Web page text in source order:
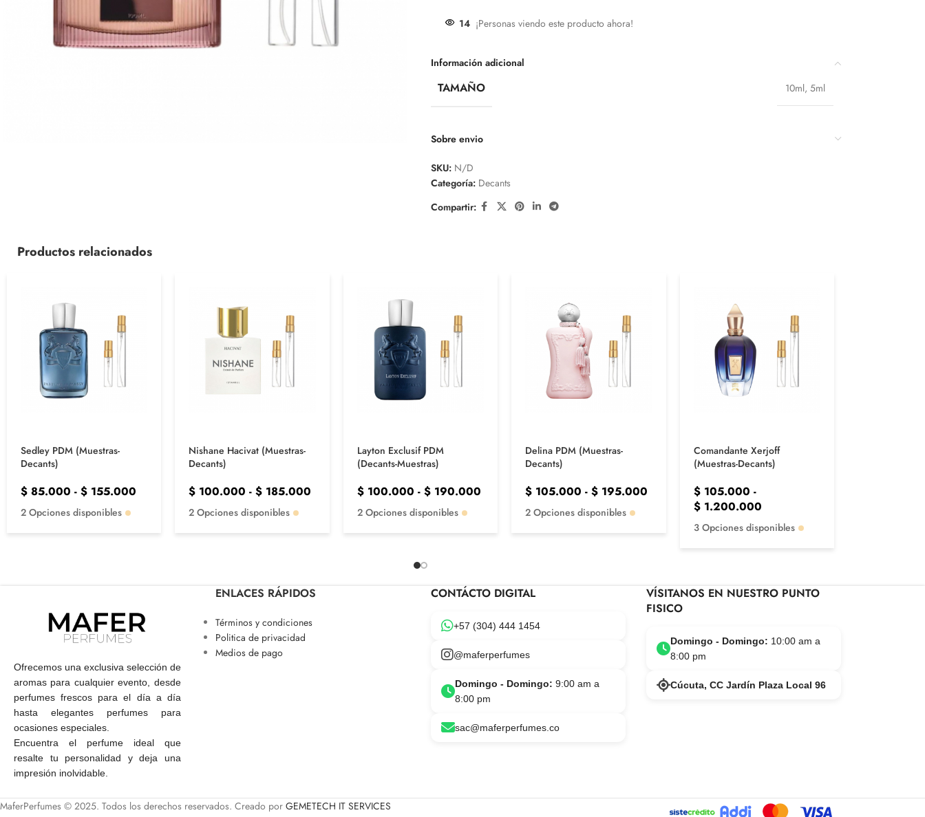
14 ¡Personas viendo este producto ahora!
Información adicional
TAMAÑO 10ml, 5ml
Sobre envio
SKU: N/D
Categoría: Decants
Compartir:
Productos relacionados
Sedley PDM (Muestras-
Decants)
$ 85.000 - $ 155.000
2 Opciones disponibles
Nishane Hacivat (Muestras-
Decants)
$ 100.000 - $ 185.000
2 Opciones disponibles
Layton Exclusif PDM
(Decants-Muestras)
$100.000 - $190.000
2 Opciones disponibles
Delina PDM (Muestras-
Decants)
$ 105.000 - $ 195.000
2 Opciones disponibles
Comandante Xerjoff
(Muestras-Decants)
$105.000 -
$1.200.000
3 Opciones disponibles
Ofrecemos una exclusiva selección de
aromas para cualquier evento, desde
perfumes frescos para el día a día
hasta elegantes perfumes para
ocasiones especiales.
Encuentra el perfume ideal que
resalte tu personalidad y deja una
impresión inolvidable.
ENLACES RÁPIDOS
Términos y condiciones
Politica de privacidad
Medios de pago
CONTÁCTO DIGITAL
+57 (304) 444 1454
@maferperfumes
Domingo - Domingo: 9:00 am a
8:00 pm
sac@maferperfumes.co
VÍSITANOS EN NUESTRO PUNTO
FISICO
Domingo - Domingo: 10:00 am a
8:00 pm
Cúcuta, CC Jardín Plaza Local 96
MaferPerfumes © 2025. Todos los derechos reservados. Creado por GEMETECH IT SERVICES